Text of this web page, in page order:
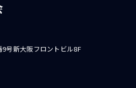
号新大阪フロントビル8F